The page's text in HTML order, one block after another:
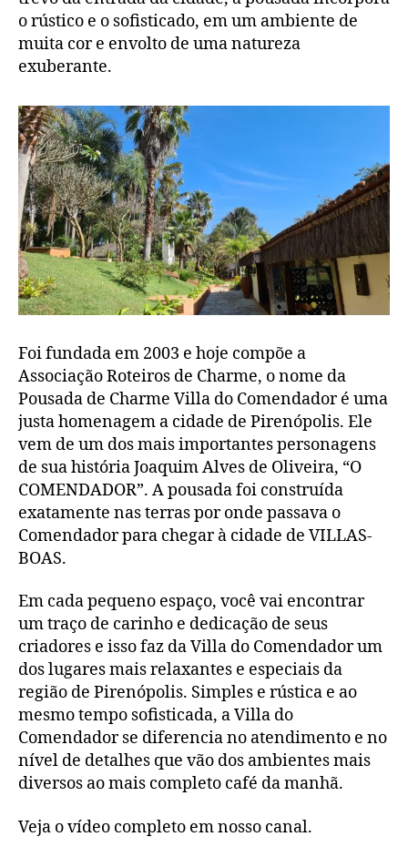
o rústico e o sofisticado, em um ambiente de
muita cor e envolto de uma natureza
exuberante.
Foi fundada em 2003 e hoje compõe a
Associação Roteiros de Charme, o nome da
Pousada de Charme Villa do Comendador é uma
justa homenagem a cidade de Pirenópolis. Ele
vem de um dos mais importantes personagens
de sua história Joaquim Alves de Oliveira, “O
COMENDADOR”. A pousada foi construída
exatamente nas terras por onde passava o
Comendador para chegar à cidade de VILLAS-
BOAS.
Em cada pequeno espaço, você vai encontrar
um traço de carinho e dedicação de seus
criadores e isso faz da Villa do Comendador um
dos lugares mais relaxantes e especiais da
região de Pirenópolis. Simples e rústica e ao
mesmo tempo sofisticada, a Villa do
Comendador se diferencia no atendimento e no
nível de detalhes que vão dos ambientes mais
diversos ao mais completo café da manhã.
Veja o vídeo completo em nosso canal.